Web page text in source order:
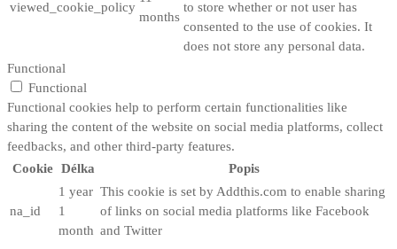
viewed_cookie_policy
months
to store whether or not user has
consented to the use of cookies. It
does not store any personal data.
Functional
Functional
Functional cookies help to perform certain functionalities like
sharing the content of the website on social media platforms, collect
feedbacks, and other third-party features.
Cookie Délka Popis
na_id
1 year
1
month
This cookie is set by Addthis.com to enable sharing
of links on social media platforms like Facebook
and Twitter